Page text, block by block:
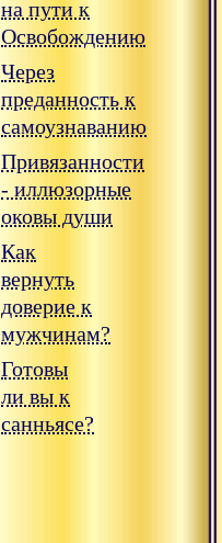
на пути к
Освобождению
Через
преданность к
самоузнаванию
Привязанности
- иллюзорные
оковы души
Как
вернуть
доверие к
мужчинам?
Готовы
ли вы к
санньясе?